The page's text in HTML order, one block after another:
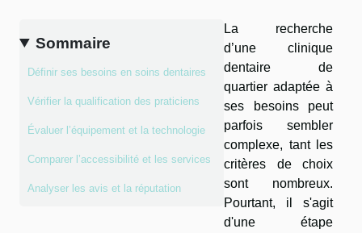
Sommaire
Définir ses besoins en soins dentaires
Vérifier la qualification des praticiens
Évaluer l’équipement et la technologie
Comparer l’accessibilité et les services
Analyser les avis et la réputation
La recherche
d’une clinique
dentaire de
quartier adaptée à
ses besoins peut
parfois sembler
complexe, tant les
critères de choix
sont nombreux.
Pourtant, il s'agit
d'une étape